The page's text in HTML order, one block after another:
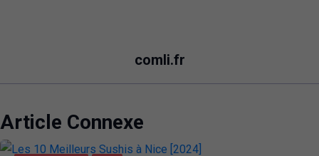
comli.fr
Article Connexe